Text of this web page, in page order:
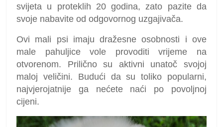
svijeta u proteklih 20 godina, zato pazite da
svoje nabavite od odgovornog uzgajivača.
Ovi mali psi imaju dražesne osobnosti i ove
male pahuljice vole provoditi vrijeme na
otvorenom. Prilično su aktivni unatoč svojoj
maloj veličini. Budući da su toliko popularni,
najvjerojatnije ga nećete naći po povoljnoj
cijeni.